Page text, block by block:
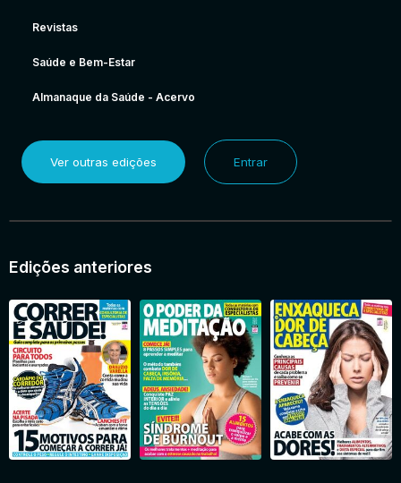
Revistas
Saúde e Bem-Estar
Almanaque da Saúde - Acervo
Ver outras edições Entrar
Edições anteriores